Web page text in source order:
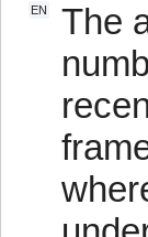
EN
The